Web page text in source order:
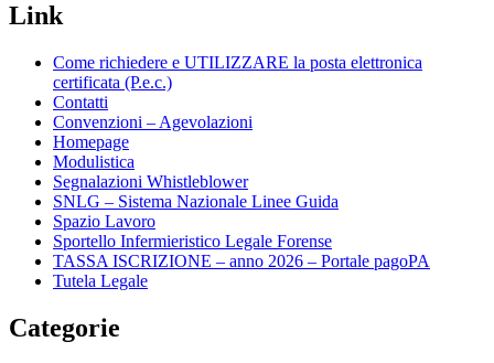
Link
Come richiedere e UTILIZZARE la posta elettronica
certificata (P.e.c.)
Contatti
Convenzioni – Agevolazioni
Homepage
Modulistica
Segnalazioni Whistleblower
SNLG – Sistema Nazionale Linee Guida
Spazio Lavoro
Sportello Infermieristico Legale Forense
TASSA ISCRIZIONE – anno 2026 – Portale pagoPA
Tutela Legale
Categorie